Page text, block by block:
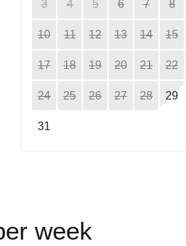
3 4 5 6 7 8
10 11 12 13 14 15
17 18 19 20 21 22
24 25 26 27 28 29
31
week